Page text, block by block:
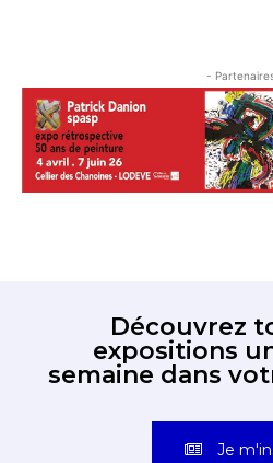
Nom
Prénom
J'accepte lestermes et
Prénom
-
Découvrez
expositions
semaine dans
Je